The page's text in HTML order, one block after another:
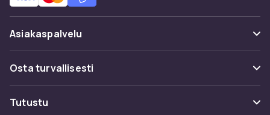
Kun ostat Verkkokaapelit:ä CDONilta, saat
yksityiskohtaisilla ominaisuuksilla,
asiakasarvosteluihin ja mallien helppoihin
vertailuihin. Tarjoamme nopean toimituksen ja
helpon palautuksen.
Edut ja käyttöohjeet
Asiakaspalvelu
Usein kysyttyä (UKK)
Seuraa pakettia
Osta turvallisesti
Maksuvaihtoehdot
Tutustu